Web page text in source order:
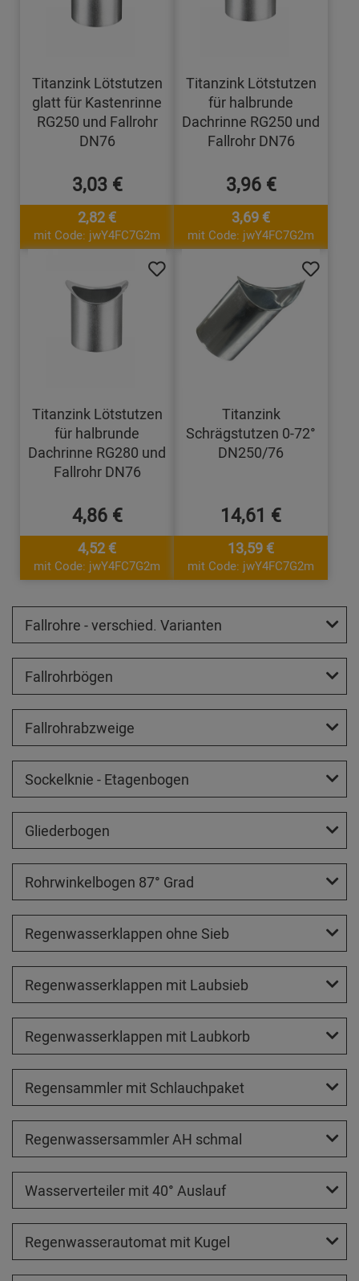
Titanzink Lötstutzen
glatt für Kastenrinne
RG250 und Fallrohr
DN76
3,03 €
2,82 €
mit Code: jwY4FC7G2m
Titanzink Lötstutzen
für halbrunde
Dachrinne RG250 und
Fallrohr DN76
3,96 €
3,69 €
mit Code: jwY4FC7G2m
Titanzink Lötstutzen
für halbrunde
Dachrinne RG280 und
Fallrohr DN76
4,86 €
4,52 €
mit Code: jwY4FC7G2m
Titanzink
Schrägstutzen 0-72°
DN250/76
14,61 €
13,59 €
mit Code: jwY4FC7G2m
Fallrohre - verschied. Varianten
Fallrohrbögen
Fallrohrabzweige
Sockelknie - Etagenbogen
Gliederbogen
Rohrwinkelbogen 87° Grad
Regenwasserklappen ohne Sieb
Regenwasserklappen mit Laubsieb
Regenwasserklappen mit Laubkorb
Regensammler mit Schlauchpaket
Regenwassersammler AH schmal
Wasserverteiler mit 40° Auslauf
Regenwasserautomat mit Kugel